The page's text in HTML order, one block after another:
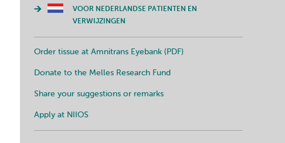
VOOR NEDERLANDSE PATIENTEN EN
VERWIJZINGEN
Order tissue at Amnitrans Eyebank (PDF)
Donate to the Melles Research Fund
Share your suggestions or remarks
Apply at NIIOS